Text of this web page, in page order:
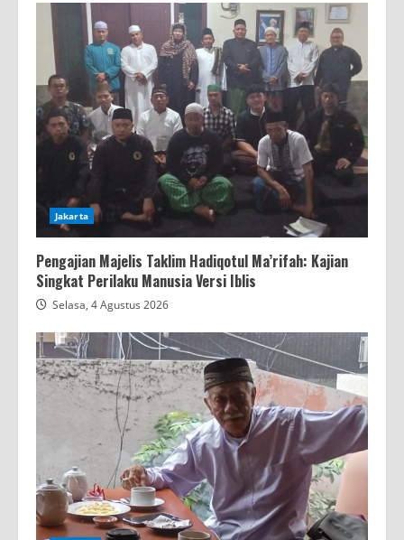
Jakarta
Pengajian Majelis Taklim Hadiqotul Ma’rifah: Kajian
Singkat Perilaku Manusia Versi Iblis
Selasa, 4 Agustus 2026